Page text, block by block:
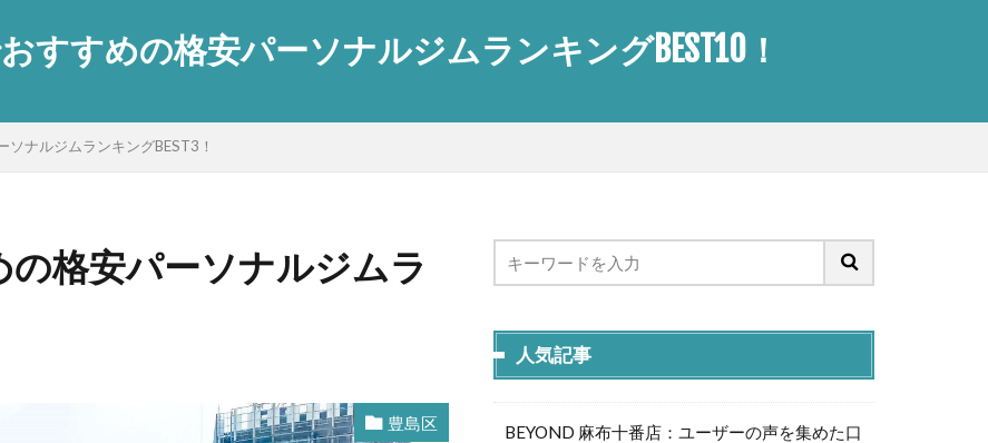
すすめの格安パーソナルジムランキングBEST10！
ソナルジムランキングBEST3！
の格安パーソナルジムラ
豊島区
人気記事
BEYOND 麻布十番店：ユーザーの声を集めた口